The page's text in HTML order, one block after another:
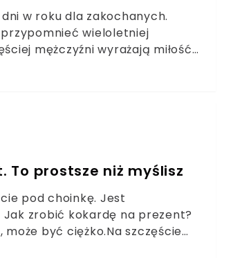
w roku dla zakochanych.
wieloletniej
mężczyźni wyrażają miłość?
To prostsze niż myślisz
pod choinkę. Jest
zrobić kokardę na prezent?
być ciężko.Na szczęście